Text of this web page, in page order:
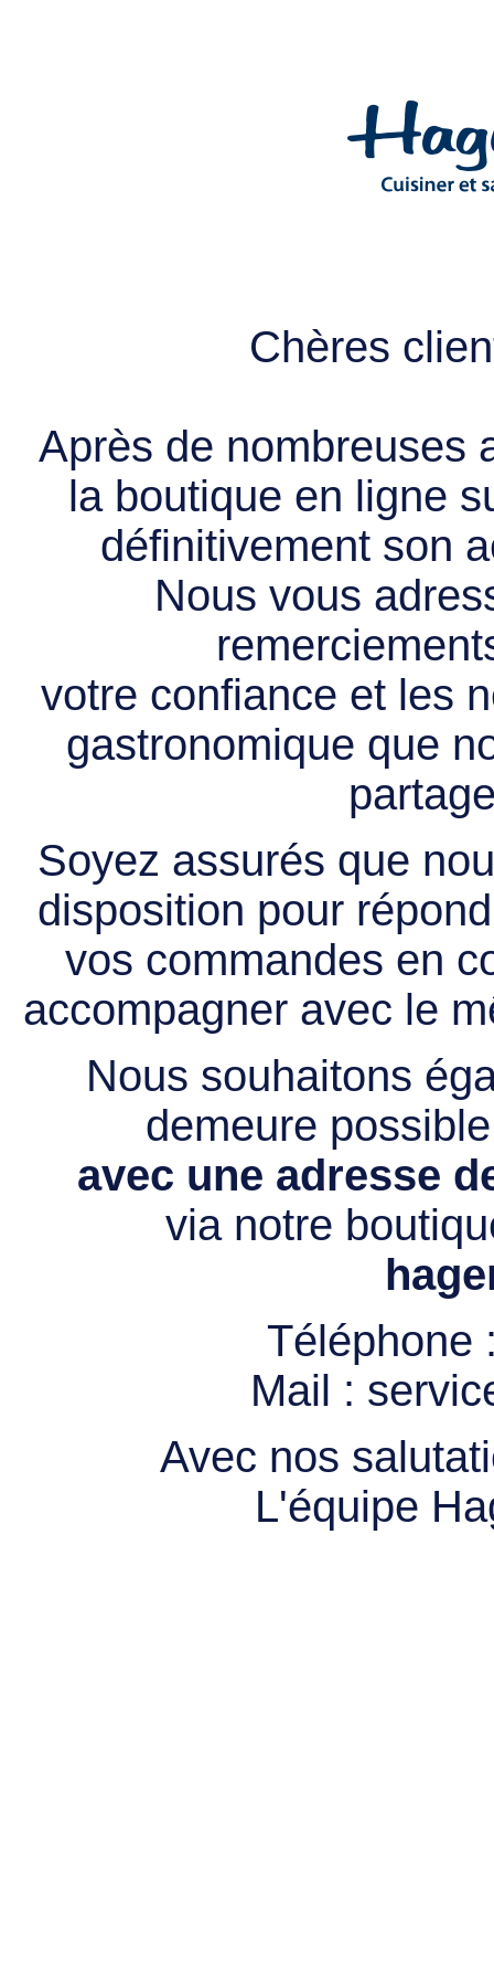
Chères
Après de nombreuses
la boutique en ligne
définitivement son
Nous vous
votre confiance et les
gastronomique que
Soyez assurés que
disposition pour
vos commandes en
accompagner avec le
Nous souhaitons
demeure
avec une adresse
via notre
Téléphone
Mail :
Avec nos
L'équipe